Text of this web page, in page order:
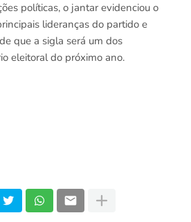
políticas, o jantar evidenciou o
lideranças do partido e
que a sigla será um dos
eleitoral do próximo ano.